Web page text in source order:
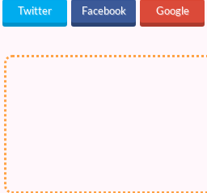
Twitter Facebook Google